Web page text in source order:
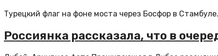
Турецкий флаг на фоне моста через Босфор в
Россиянка рассказала, что в